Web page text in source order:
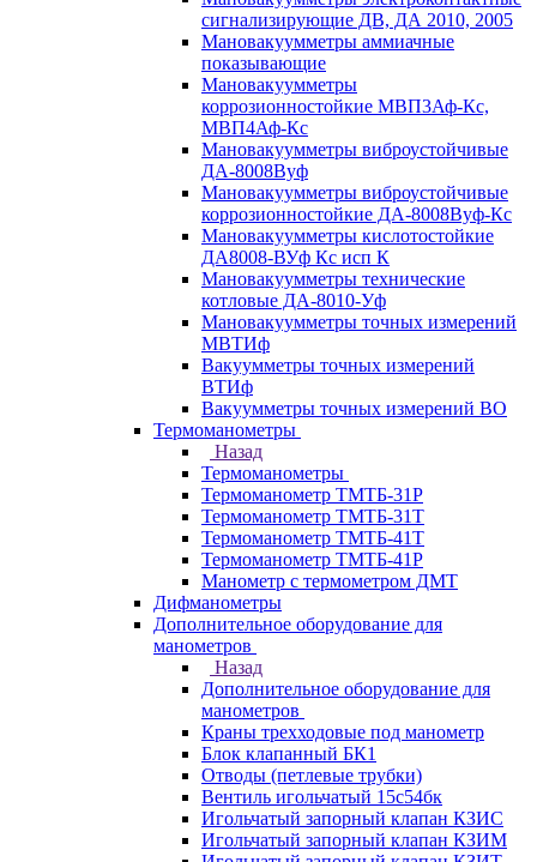
сигнализирующие ДВ, ДА 2010, 2005
Мановакуумметры аммиачные
показывающие
Мановакуумметры
коррозионностойкие МВП3Аф-Кс,
МВП4Аф-Кс
Мановакуумметры виброустойчивые
ДА-8008Вуф
Мановакуумметры виброустойчивые
коррозионностойкие ДА-8008Вуф-Кс
Мановакуумметры кислотостойкие
ДА8008-ВУф Кс исп К
Мановакуумметры технические
котловые ДА-8010-Уф
Мановакуумметры точных измерений
МВТИф
Вакуумметры точных измерений
ВТИф
Вакуумметры точных измерений ВО
Термоманометры
Назад
Термоманометры
Термоманометр ТМТБ-31Р
Термоманометр ТМТБ-31Т
Термоманометр ТМТБ-41Т
Термоманометр ТМТБ-41Р
Манометр с термометром ДМТ
Дифманометры
Дополнительное оборудование для
манометров
Назад
Дополнительное оборудование для
манометров
Краны трехходовые под манометр
Блок клапанный БК1
Отводы (петлевые трубки)
Вентиль игольчатый 15с54бк
Игольчатый запорный клапан КЗИС
Игольчатый запорный клапан КЗИМ